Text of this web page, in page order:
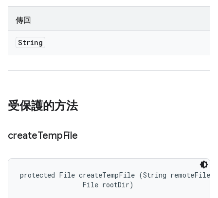
傳回
String
受保護的方法
createTempFile
protected File createTempFile (String
                File rootDir)